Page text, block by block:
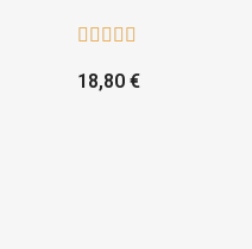
    
18,80 €